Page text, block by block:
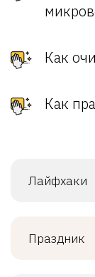
Как
Как
Лайфхаки
Праздник